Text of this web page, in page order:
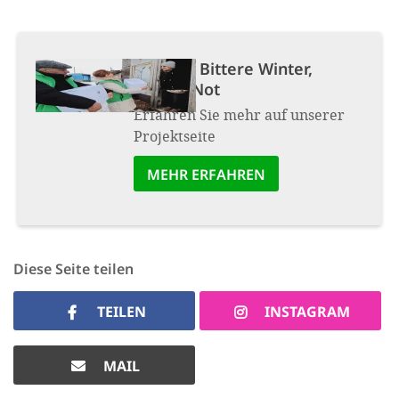
Projekt: Bittere Winter,
bittere Not
Erfahren Sie mehr auf unserer
Projektseite
MEHR ERFAHREN
Diese Seite teilen
TEILEN INSTAGRAM
MAIL